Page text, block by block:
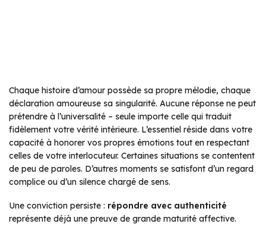
Chaque histoire d’amour possède sa propre mélodie, chaque
déclaration amoureuse sa singularité. Aucune réponse ne peut
prétendre à l’universalité – seule importe celle qui traduit
fidèlement votre vérité intérieure. L’essentiel réside dans votre
capacité à honorer vos propres émotions tout en respectant
celles de votre interlocuteur. Certaines situations se contentent
de peu de paroles. D’autres moments se satisfont d’un regard
complice ou d’un silence chargé de sens.
Une conviction persiste : répondre avec authenticité
représente déjà une preuve de grande maturité affective.